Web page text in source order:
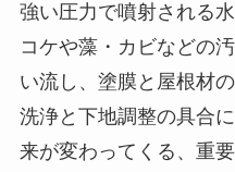
強い圧力で噴射される
コケや藻・カビなどの
い流し、塗膜と屋根材
洗浄と下地調整の具合
来が変わってくる、重要